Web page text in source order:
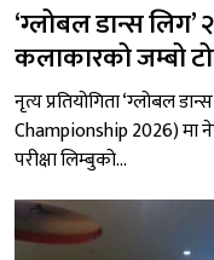
‘ग्लोबल डान्स लिग’
कलाकारको जम्बो
नृत्य प्रतियोगिता ‘ग्लोबल
Championship 2026) मा
परीक्षा लिम्बुको...